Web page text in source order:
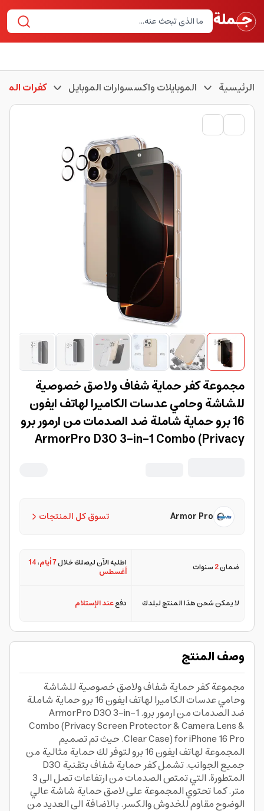
الرئيسية الموبايلات واكسسوارات الموبايل كفرات
مجموعة كفر حماية شفاف ولاصق خصوصية
للشاشة وحامي عدسات الكاميرا لهاتف ايفون
16 برو حماية شاملة ضد الصدمات من ارمور برو
ArmorPro D3O 3-in-1 Combo (Privacy
تسوق كل المنتجات Armor Pro
ضمان2سنوات اطلبه الآن ليصلك خلال7 أيام ،14
أغسطس
لا يمكن شحن هذا المنتج لبلدك دفععند الإستلام
وصف المنتج
مجموعة كفر حماية شفاف ولاصق خصوصية للشاشة
وحامي عدسات الكاميرا لهاتف ايفون 16 برو حماية شاملة
ضد الصدمات من ارمور برو. ArmorPro D3O 3-in-1
Combo (Privacy Screen Protector & Camera Lens &
Clear Case) for iPhone 16 Pro. حيث تم تصميم
المجموعة لهاتف ايفون 16 برو لتوفر لك حماية مثالية من
جميع الجوانب. تشمل كفر حماية شفاف بتقنية D3O
المتطورة. التي تمتص الصدمات من ارتفاعات تصل الى 3
متر. كما تحتوي المجموعة على لاصق حماية شاشة عالي
الوضوح مقاوم للخدوش والكسر. بالاضافة الى العديد من